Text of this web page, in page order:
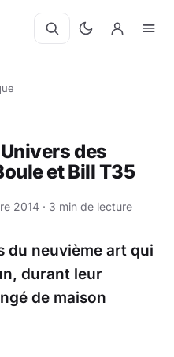
des
et Bill T35
2014 · 3 min de lecture
du neuvième art qui
durant leur
de maison